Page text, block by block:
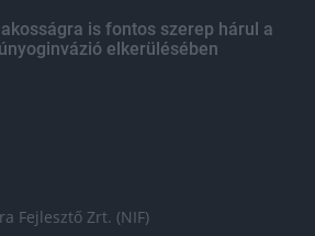
is fontos szerep hárul a
elkerülésében
Fejlesztő Zrt. (NIF)